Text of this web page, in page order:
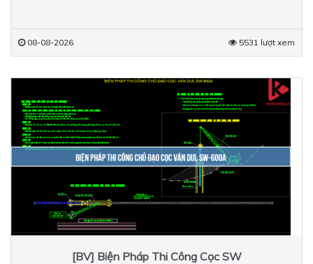
08-08-2026 5531 lượt xem
[BV] Biện Pháp Thi Công Cọc SW